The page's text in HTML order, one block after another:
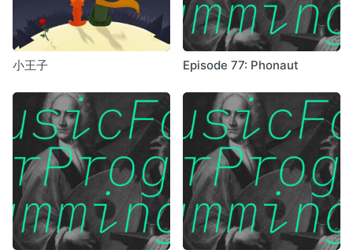
小王子 Episode 77: Phonaut